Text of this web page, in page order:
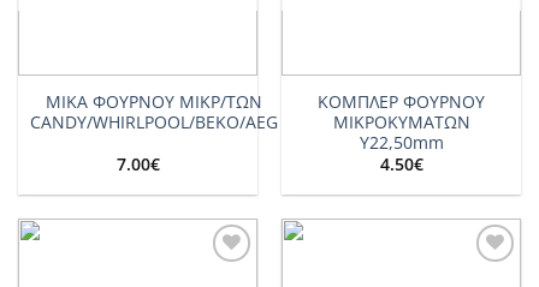
ΜΙΚΑ ΦΟΥΡΝΟΥ ΜΙΚΡ/ΤΩΝ
CANDY/WHIRLPOOL/BEKO/AEG
7.00€
ΚΟΜΠΛΕΡ ΦΟΥΡΝΟΥ
ΜΙΚΡΟΚΥΜΑΤΩΝ
Υ22,50mm
4.50€